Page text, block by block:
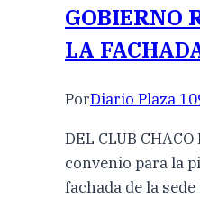
GOBIERNO
LA
PorDiario Plaza
DEL CLUB
convenio para la
fachada de la